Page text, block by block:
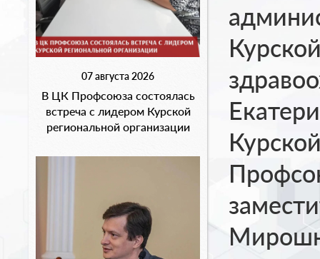
07 августа 2026
В ЦК Профсоюза состоялась
встреча с лидером Курской
региональной организации